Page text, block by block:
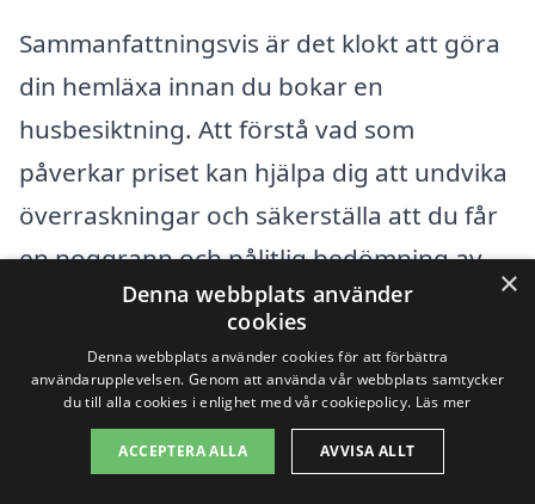
Sammanfattningsvis är det klokt att göra
din hemläxa innan du bokar en
husbesiktning. Att förstå vad som
påverkar priset kan hjälpa dig att undvika
överraskningar och säkerställa att du får
en noggrann och pålitlig bedömning av
ditt hus. Med rätt information och stöd
kan du känna dig trygg i ditt val av
besiktningsman för din husbesiktning i
Ambjörnarp.
×
Denna webbplats använder
cookies
Denna webbplats använder cookies för att förbättra
användarupplevelsen. Genom att använda vår webbplats samtycker
du till alla cookies i enlighet med vår cookiepolicy. Läs mer
ACCEPTERA ALLA AVVISA ALLT